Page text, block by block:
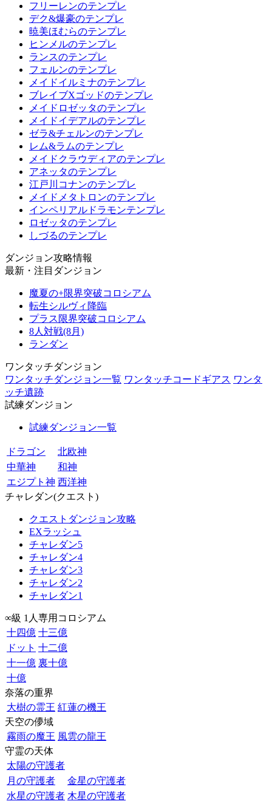
フリーレンのテンプレ
デク&爆豪のテンプレ
暁美ほむらのテンプレ
ヒンメルのテンプレ
ランスのテンプレ
フェルンのテンプレ
メイドイルミナのテンプレ
ブレイブXゴッドのテンプレ
メイドロゼッタのテンプレ
メイドイデアルのテンプレ
ゼラ&チェルンのテンプレ
レム&ラムのテンプレ
メイドクラウディアのテンプレ
アネッタのテンプレ
江戸川コナンのテンプレ
メイドメタトロンのテンプレ
インペリアルドラモンテンプレ
ロゼッタのテンプレ
しづるのテンプレ
ダンジョン攻略情報
最新・注目ダンジョン
魔夏の+限界突破コロシアム
転生シルヴィ降臨
プラス限界突破コロシアム
8人対戦(8月)
ランダン
ワンタッチダンジョン
ワンタッチダンジョン一覧 ワンタッチコードギアス ワンタ
ッチ遺跡
試練ダンジョン
試練ダンジョン一覧
ドラゴン
北欧神
中華神
和神
エジプト神 西洋神
チャレダン(クエスト)
クエストダンジョン攻略
EXラッシュ
チャレダン5
チャレダン4
チャレダン3
チャレダン2
チャレダン1
∞級 1人専用コロシアム
十四億 十三億
ドット 十二億
十一億 裏十億
十億
奈落の重界
大樹の霊王 紅蓮の機王
天空の儚域
霧雨の魔王 風雲の龍王
守霊の天体
太陽の守護者
月の守護者
金星の守護者
水星の守護者 木星の守護者